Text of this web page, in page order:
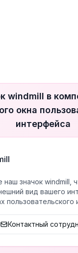
windmill в
окна
интерфейса
наш значок windmill,
вид вашего
пользовательского
Контактный